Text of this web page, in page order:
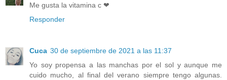
Me gusta la vitamina c ❤
Responder
Cuca 30 de septiembre de 2021 a las 11:37
Yo soy propensa a las manchas por el sol y aunque me
cuido mucho, al final del verano siempre tengo algunas.